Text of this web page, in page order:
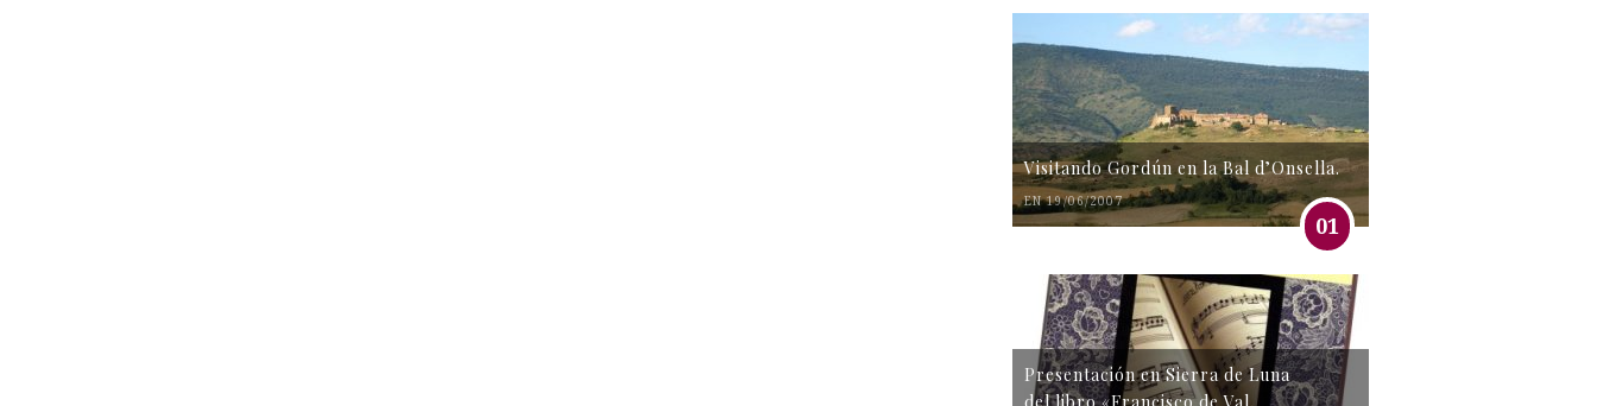
Visitando Gordún en la Bal d’Onsella.
EN 19/06/2007
01
Presentación en Sierra de Luna